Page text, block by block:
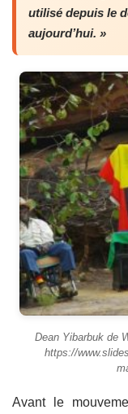
utilisé depuis le
aujourd’hui. »
Dean Yibarbuk de
https://
Avant le